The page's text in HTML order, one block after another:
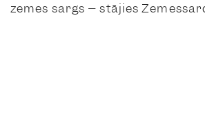
zemes sargs – stājies